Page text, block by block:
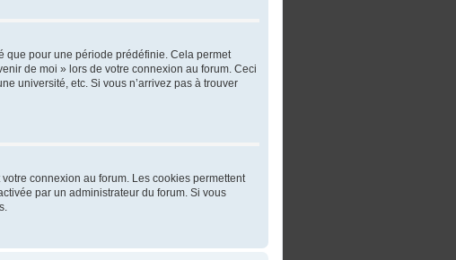
que pour une période prédéfinie. Cela permet
de moi » lors de votre connexion au forum. Ceci
université, etc. Si vous n’arrivez pas à trouver
connexion au forum. Les cookies permettent
par un administrateur du forum. Si vous